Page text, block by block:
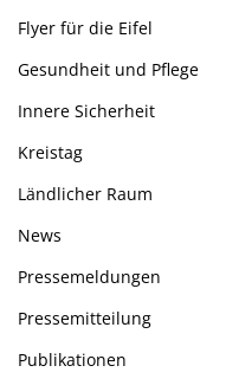
Flyer für die Eifel
Gesundheit und Pflege
Innere Sicherheit
Kreistag
Ländlicher Raum
News
Pressemeldungen
Pressemitteilung
Publikationen